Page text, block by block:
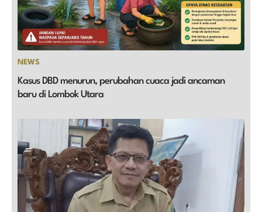
NEWS
Kasus DBD menurun, perubahan cuaca jadi ancaman
baru di Lombok Utara